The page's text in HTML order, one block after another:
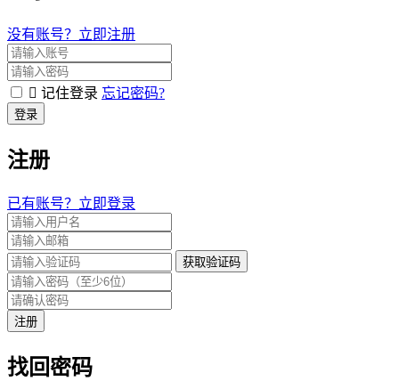
没有账号？立即注册
记住登录 忘记密码?
登录
注册
已有账号？立即登录
获取验证码
注册
找回密码